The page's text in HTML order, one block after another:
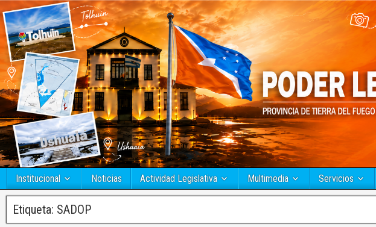
Institucional Noticias Actividad Legislativa Multimedia Servicios
Etiqueta: SADOP